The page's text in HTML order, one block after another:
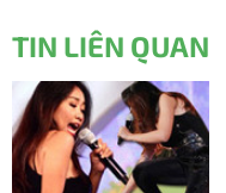
TIN LIÊN QUAN